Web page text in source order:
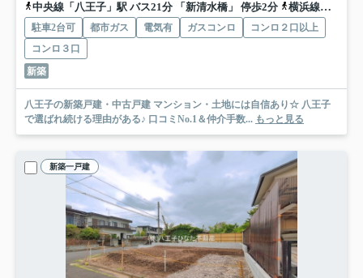
中央線「八王子」駅 バス21分 「新清水橋」 停歩2分
横浜線「八王子」駅 バス21分 「新清水橋」 停歩2分
駐車2台可 都市ガス 電気有 ガスコンロ
コンロ２口以上
コンロ３口
新築
八王子の新築戸建・中古戸建 マンション・土地には自信あり☆ 八王子
で選ばれ続ける理由がある♪ 口コミNo.1＆仲介手数... もっと見る
新築一戸建